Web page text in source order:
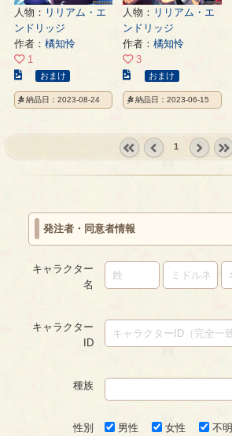
人物： リリアム・エ
ンドリッジ
作者： 橘知怜
1
こ
の
イ
ジ
おまけ
納品日：2023-08-24
人物： リリアム・エ
ンドリッジ
作者：橘知怜
3
こ
の
イ
ス
ト
ジ
おまけ
納品日：2023-06-15
1
発注者・同意者情報
キャラクター
名
キャラクター
ID
種族
性別 男性 女性 不明